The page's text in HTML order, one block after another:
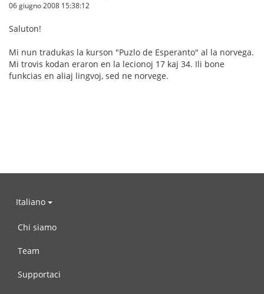
06 giugno 2008 15:38:12
Saluton!
Mi nun tradukas la kurson "Puzlo de Esperanto" al la norvega.
Mi trovis kodan eraron en la lecionoj 17 kaj 34. Ili bone
funkcias en aliaj lingvoj, sed ne norvege.
Italiano
Chi siamo
Team
Supportaci